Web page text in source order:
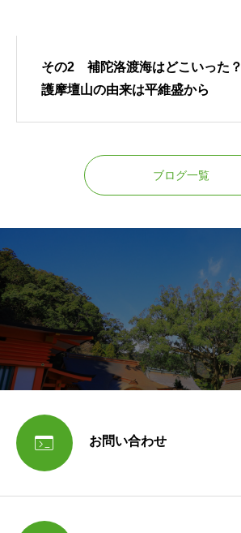
その2 補陀洛渡海はどこいった？
護摩壇山の由来は平維盛から
ブログ一覧
 お問い合わせ